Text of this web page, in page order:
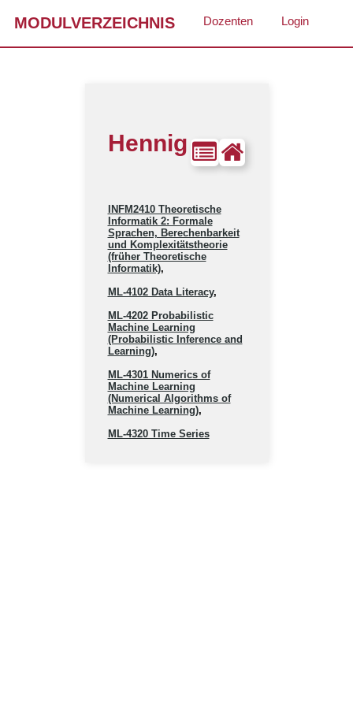
MODULVERZEICHNIS Dozenten Login
Hennig
INFM2410 Theoretische
Informatik 2: Formale
Sprachen, Berechenbarkeit
und Komplexitätstheorie
(früher Theoretische
Informatik),
ML-4102 Data Literacy,
ML-4202 Probabilistic
Machine Learning
(Probabilistic Inference and
Learning),
ML-4301 Numerics of
Machine Learning
(Numerical Algorithms of
Machine Learning),
ML-4320 Time Series